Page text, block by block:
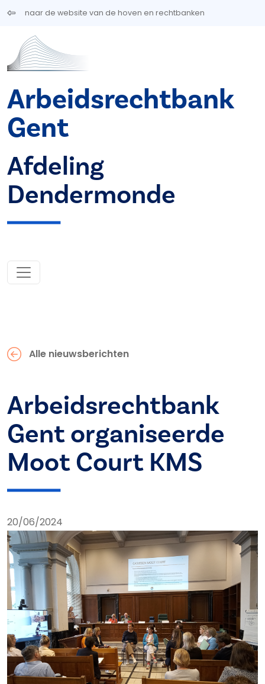
Overslaan en naar de inhoud gaan
naar de website van de hoven en rechtbanken
Arbeidsrechtbank
Gent
Afdeling
Dendermonde
Alle nieuwsberichten
Arbeidsrechtbank
Gent organiseerde
Moot Court KMS
20/06/2024